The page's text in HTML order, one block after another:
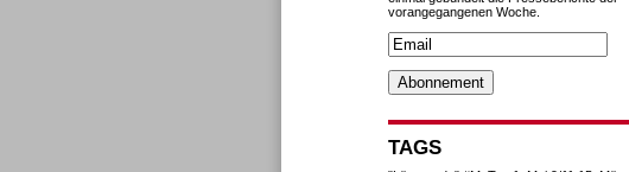
vorangegangenen Woche.
TAGS